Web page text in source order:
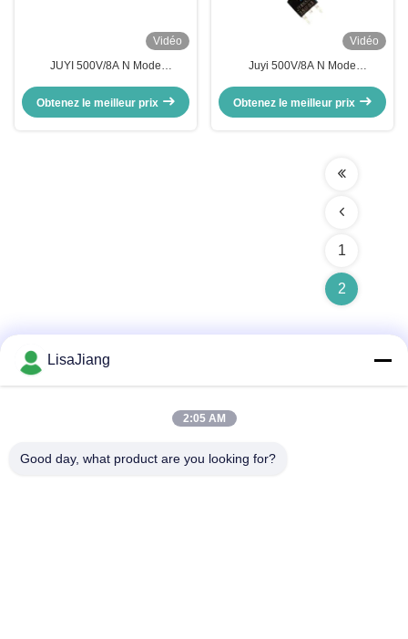
Vidéo
JUYI 500V/8A N Mode
de puissance avec commutation
rapide et récupération du corps
Obtenez le meilleur prix
Vidéo
Juyi 500V/8A N Mode
Obtenez le meilleur prix
1
2
No. 1, ruelle 1199, route yunping, secteur jiading, Changhaï,
LisaJiang
2:05 AM
Good day, what product are you looking for?